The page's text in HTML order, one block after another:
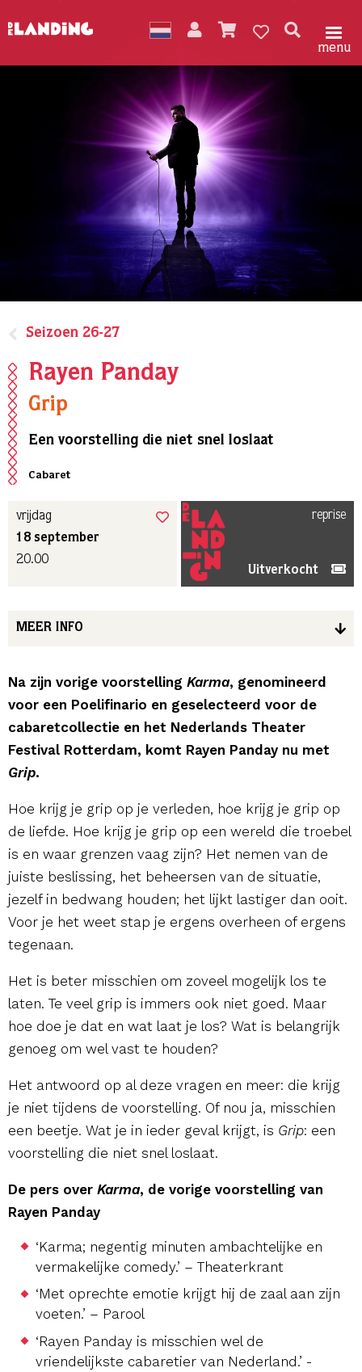
menu
Seizoen 26-27
Rayen Panday
Grip
Een voorstelling die niet snel loslaat
Cabaret
vrijdag
18 september
20.00
reprise
Uitverkocht
MEER INFO
Na zijn vorige voorstelling Karma, genomineerd
voor een Poelifinario en geselecteerd voor de
cabaretcollectie en het Nederlands Theater
Festival Rotterdam, komt Rayen Panday nu met
Grip.
Hoe krijg je grip op je verleden, hoe krijg je grip op
de liefde. Hoe krijg je grip op een wereld die troebel
is en waar grenzen vaag zijn? Het nemen van de
juiste beslissing, het beheersen van de situatie,
jezelf in bedwang houden; het lijkt lastiger dan ooit.
Voor je het weet stap je ergens overheen of ergens
tegenaan.
Het is beter misschien om zoveel mogelijk los te
laten. Te veel grip is immers ook niet goed. Maar
hoe doe je dat en wat laat je los? Wat is belangrijk
genoeg om wel vast te houden?
Het antwoord op al deze vragen en meer: die krijg
je niet tijdens de voorstelling. Of nou ja, misschien
een beetje. Wat je in ieder geval krijgt, is Grip: een
voorstelling die niet snel loslaat.
De pers over Karma, de vorige voorstelling van
Rayen Panday
‘Karma; negentig minuten ambachtelijke en
vermakelijke comedy.’ – Theaterkrant
‘Met oprechte emotie krijgt hij de zaal aan zijn
voeten.’ – Parool
‘Rayen Panday is misschien wel de
vriendelijkste cabaretier van Nederland.’ -